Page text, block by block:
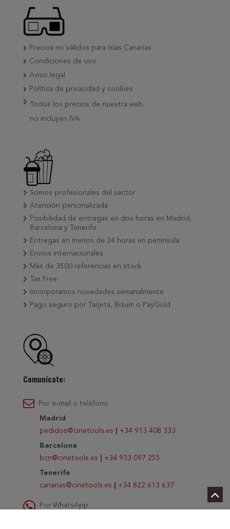
Precios no válidos para Islas Canarias
Condiciones de uso
Aviso legal
Política de privacidad y cookies
Todos los precios de nuestra web
no incluyen IVA
Somos profesionales del sector
Atención personalizada
Posibilidad de entregas en dos horas en Madrid,
Barcelona y Tenerife
Entregas en menos de 24 horas en península
Envíos internacionales
Más de 3500 referencias en stock
Tax Free
Incorporamos novedades semanalmente
Pago seguro por Tarjeta, Bizum o PayGold
Comunícate:
Por e-mail o teléfono
Madrid
pedidos@cinetools.es
+34 913 408 333
Barcelona
bcn@cinetools.es
+34 933 097 255
Tenerife
canarias@cinetools.es
+34 822 613 637
Por WhatsApp